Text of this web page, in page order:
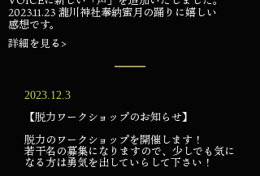
2023.11.23 瀧川神社奉納蜜月の踊りに嬉しい
感想です。
詳細を見る>
​2023.12.3
【脱力ワークショップのお知らせ】
脱力のワークショップを開催します！
若干名の募集になりますので、少しでも気に
なる方は勇気を出していらして下さい！